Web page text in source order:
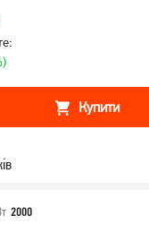
Купити
2000